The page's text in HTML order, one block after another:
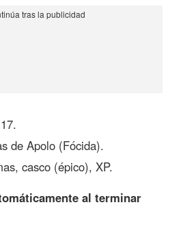
17.
de Apolo (Fócida).
casco (épico), XP.
al terminar